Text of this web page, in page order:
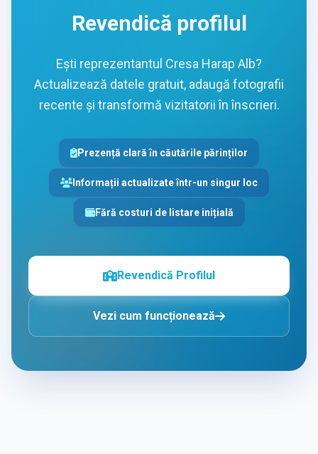
Revendică profilul
Ești reprezentantul Cresa Harap Alb?
Actualizează datele gratuit, adaugă fotografii
recente și transformă vizitatorii în înscrieri.
Prezență clară în căutările părinților
Informații actualizate într-un singur loc
Fără costuri de listare inițială
Revendică Profilul
Vezi cum funcționează